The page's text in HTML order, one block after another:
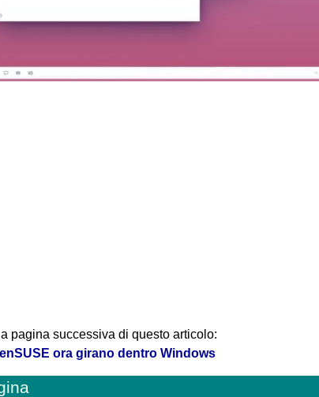
pagina successiva di questo articolo:
ora girano dentro Windows